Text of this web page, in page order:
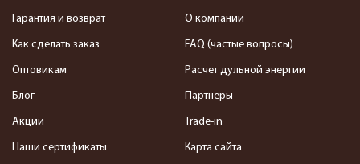
Гарантия и возврат
Как сделать заказ
Оптовикам
Блог
Акции
Наши сертификаты
О компании
FAQ (частые вопросы)
Расчет дульной энергии
Партнеры
Trade-in
Карта сайта